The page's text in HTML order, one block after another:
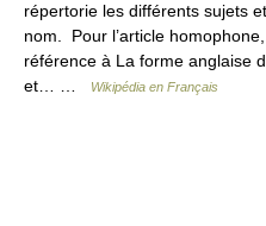
répertorie les différents sujets
nom. Pour l’article
référence à La forme anglaise
et… …
Wikipédia en Français